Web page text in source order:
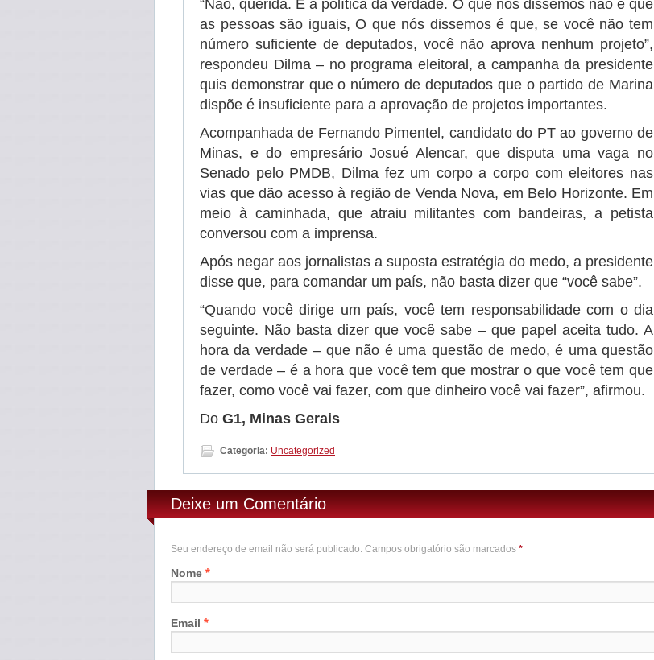
“Não, querida. É a política da verdade. O que nós dissemos não é que
as pessoas são iguais, O que nós dissemos é que, se você não tem
número suficiente de deputados, você não aprova nenhum projeto”,
respondeu Dilma – no programa eleitoral, a campanha da presidente
quis demonstrar que o número de deputados que o partido de Marina
dispõe é insuficiente para a aprovação de projetos importantes.
Acompanhada de Fernando Pimentel, candidato do PT ao governo de
Minas, e do empresário Josué Alencar, que disputa uma vaga no
Senado pelo PMDB, Dilma fez um corpo a corpo com eleitores nas
vias que dão acesso à região de Venda Nova, em Belo Horizonte. Em
meio à caminhada, que atraiu militantes com bandeiras, a petista
conversou com a imprensa.
Após negar aos jornalistas a suposta estratégia do medo, a presidente
disse que, para comandar um país, não basta dizer que “você sabe”.
“Quando você dirige um país, você tem responsabilidade com o dia
seguinte. Não basta dizer que você sabe – que papel aceita tudo. A
hora da verdade – que não é uma questão de medo, é uma questão
de verdade – é a hora que você tem que mostrar o que você tem que
fazer, como você vai fazer, com que dinheiro você vai fazer”, afirmou.
Do G1, Minas Gerais
Categoria: Uncategorized
Deixe um Comentário
Seu endereço de email não será publicado. Campos obrigatório são marcados *
Nome *
Email *